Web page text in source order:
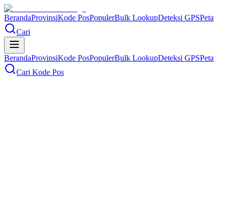
BerandaProvinsiKode PosPopulerBulk LookupDeteksi GPSPeta
Cari
BerandaProvinsiKode PosPopulerBulk LookupDeteksi GPSPeta
Cari Kode Pos